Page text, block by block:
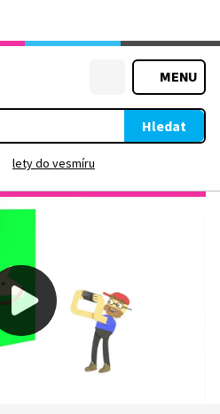
MENU
Hledat
lety do vesmíru